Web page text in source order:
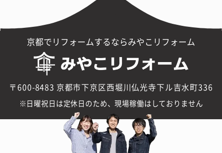
京都でリフォームするならみやこリフォーム
〒600-8483 京都市下京区西堀川仏光寺下ル吉水町336
日曜祝日は定休日のため、現場稼働はしておりません